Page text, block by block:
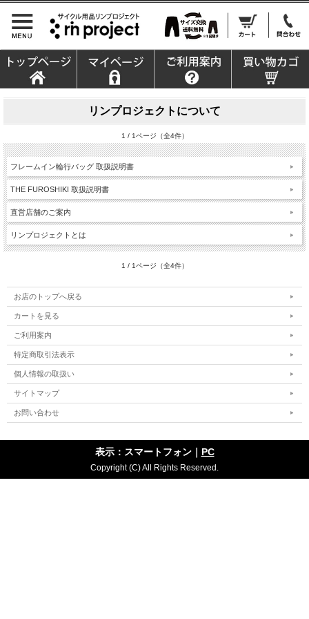
リンプロジェクトについて
1 / 1ページ（全4件）
フレームイン輪行バッグ 取扱説明書
THE FUROSHIKI 取扱説明書
直営店舗のご案内
リンプロジェクトとは
1 / 1ページ（全4件）
お店のトップへ戻る
カートを見る
ご利用案内
特定商取引法表示
個人情報の取扱い
サイトマップ
お問い合わせ
表示：スマートフォン｜ PC
Copyright (C) All Rights Reserved.